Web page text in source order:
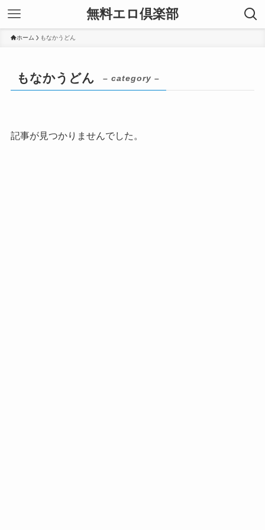
無料エロ倶楽部
ホーム もなかうどん
もなかうどん – category –
記事が見つかりませんでした。